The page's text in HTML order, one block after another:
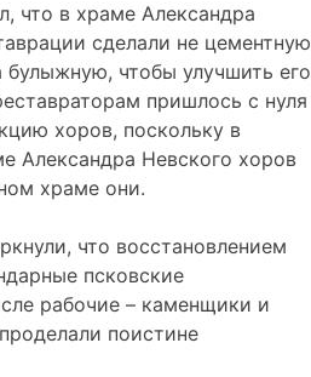
что в храме Александра
сделали не цементную
булыжную, чтобы улучшить его
пришлось с нуля
хоров, поскольку в
Александра Невского хоров
храме они.
что восстановлением
псковские
рабочие – каменщики и
поистине